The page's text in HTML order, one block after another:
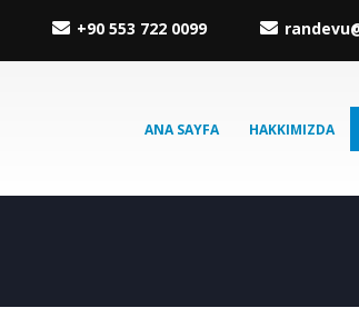
+90 553 722 0099
ANA SAYFA HAKKIMIZDA